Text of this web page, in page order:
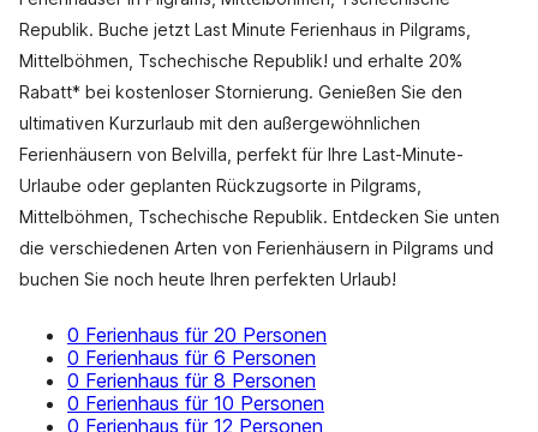
Republik. Buche jetzt Last Minute Ferienhaus in Pilgrams,
Mittelböhmen, Tschechische Republik! und erhalte 20%
Rabatt* bei kostenloser Stornierung. Genießen Sie den
ultimativen Kurzurlaub mit den außergewöhnlichen
Ferienhäusern von Belvilla, perfekt für Ihre Last-Minute-
Urlaube oder geplanten Rückzugsorte in Pilgrams,
Mittelböhmen, Tschechische Republik. Entdecken Sie unten
die verschiedenen Arten von Ferienhäusern in Pilgrams und
buchen Sie noch heute Ihren perfekten Urlaub!
0 Ferienhaus für 20 Personen
0 Ferienhaus für 6 Personen
0 Ferienhaus für 8 Personen
0 Ferienhaus für 10 Personen
0 Ferienhaus für 12 Personen